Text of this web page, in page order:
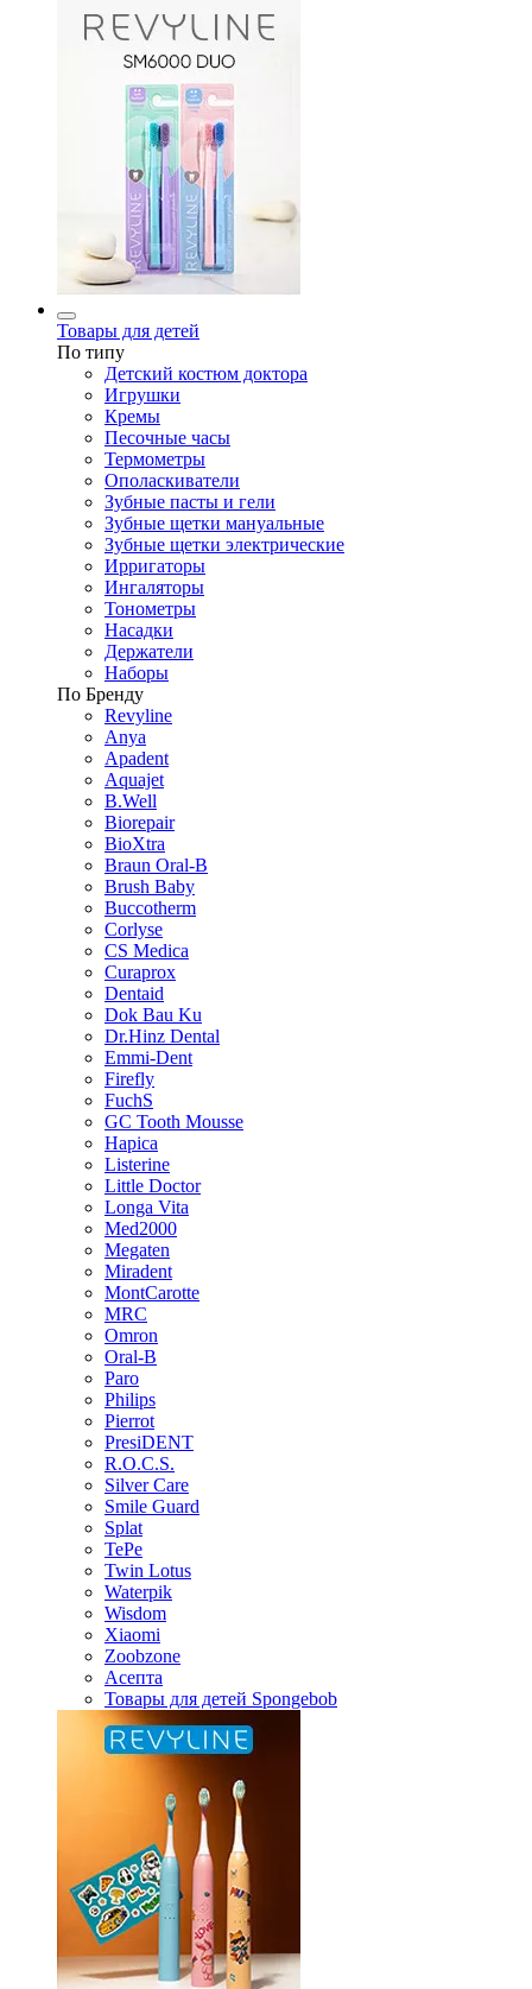
Товары для детей
По типу
Детский костюм доктора
Игрушки
Кремы
Песочные часы
Термометры
Ополаскиватели
Зубные пасты и гели
Зубные щетки мануальные
Зубные щетки электрические
Ирригаторы
Ингаляторы
Тонометры
Насадки
Держатели
Наборы
По Бренду
Revyline
Anya
Apadent
Aquajet
B.Well
Biorepair
BioXtra
Braun Oral-B
Brush Baby
Buccotherm
Corlyse
CS Medica
Curaprox
Dentaid
Dok Bau Ku
Dr.Hinz Dental
Emmi-Dent
Firefly
FuchS
GC Tooth Mousse
Hapica
Listerine
Little Doctor
Longa Vita
Med2000
Megaten
Miradent
MontCarotte
MRC
Omron
Oral-B
Paro
Philips
Pierrot
PresiDENT
R.O.C.S.
Silver Care
Smile Guard
Splat
TePe
Twin Lotus
Waterpik
Wisdom
Xiaomi
Zoobzone
Асепта
Товары для детей Spongebob